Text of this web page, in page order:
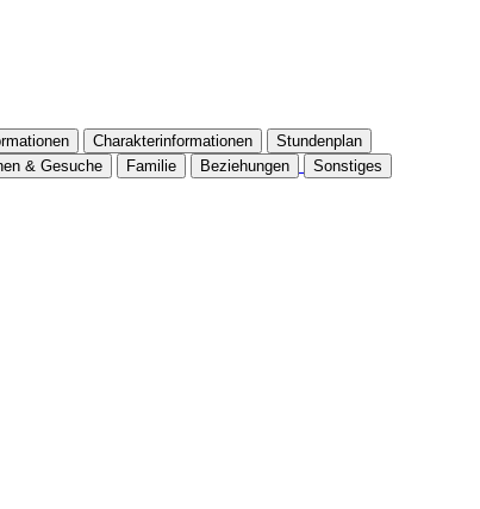
Charakterinformationen
Stundenplan
& Gesuche
Familie Beziehungen Sonstiges